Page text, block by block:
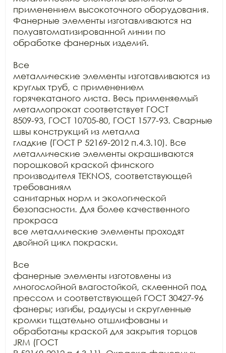
применением высокоточного оборудования.
Фанерные элементы изготавливаются на
полуавтоматизированной линии по
обработке фанерных изделий.
Все
металлические элементы изготавливаются из
круглых труб, с применением
горячекатаного листа. Весь применяемый
металлопрокат соответствует ГОСТ
8509-93, ГОСТ 10705-80, ГОСТ 1577-93. Сварные
швы конструкций из металла
гладкие (ГОСТ Р 52169-2012 п.4.3.10). Все
металлические элементы окрашиваются
порошковой краской финского
производителя TEKNOS, соответствующей
требованиям
санитарных норм и экологической
безопасности. Для более качественного
прокраса
все металлические элементы проходят
двойной цикл покраски.
Все
фанерные элементы изготовлены из
многослойной влагостойкой, склеенной под
прессом и соответствующей ГОСТ 30427-96
фанеры; изгибы, радиусы и скругленные
кромки тщательно отшлифованы и
обработаны краской для закрытия торцов
JRM (ГОСТ